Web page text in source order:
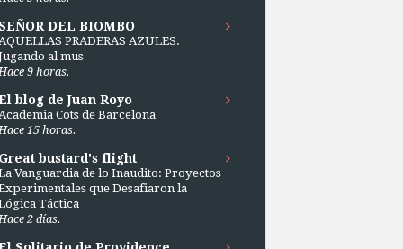
DEL BIOMBO
PRADERAS AZULES.
al mus
9 horas.
blog de Juan Royo
Cots de Barcelona
15 horas.
bustard's flight
Vanguardia de lo Inaudito: Proyectos
que Desafiaron la
Táctica
2 días.